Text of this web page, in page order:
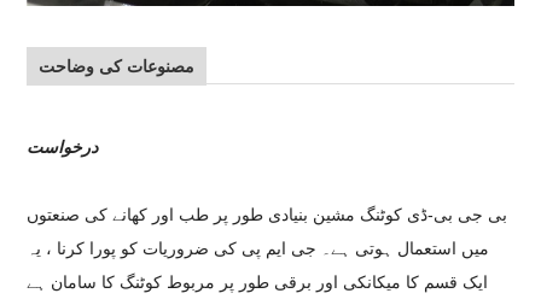
مصنوعات کی وضاحت
درخواست
بی جی بی-ڈی کوٹنگ مشین بنیادی طور پر طب اور کھانے کی صنعتوں
میں استعمال ہوتی ہے۔ جی ایم پی کی ضروریات کو پورا کرنا ، یہ
ایک قسم کا میکانکی اور برقی طور پر مربوط کوٹنگ کا سامان ہے